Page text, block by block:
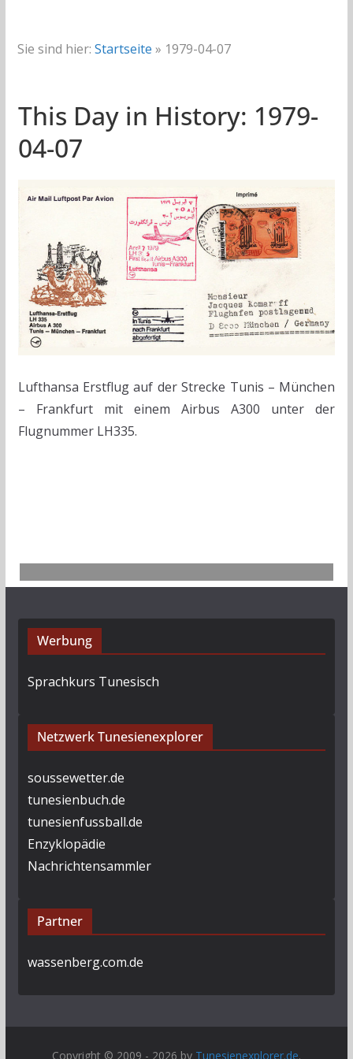
Sie sind hier: Startseite » 1979-04-07
This Day in History: 1979-
04-07
Lufthansa Erstflug auf der Strecke Tunis – München
– Frankfurt mit einem Airbus A300 unter der
Flugnummer LH335.
Werbung
Sprachkurs Tunesisch
Netzwerk Tunesienexplorer
soussewetter.de
tunesienbuch.de
tunesienfussball.de
Enzyklopädie
Nachrichtensammler
Partner
wassenberg.com.de
Copyright © 2009 - 2026 by Tunesienexplorer.de.